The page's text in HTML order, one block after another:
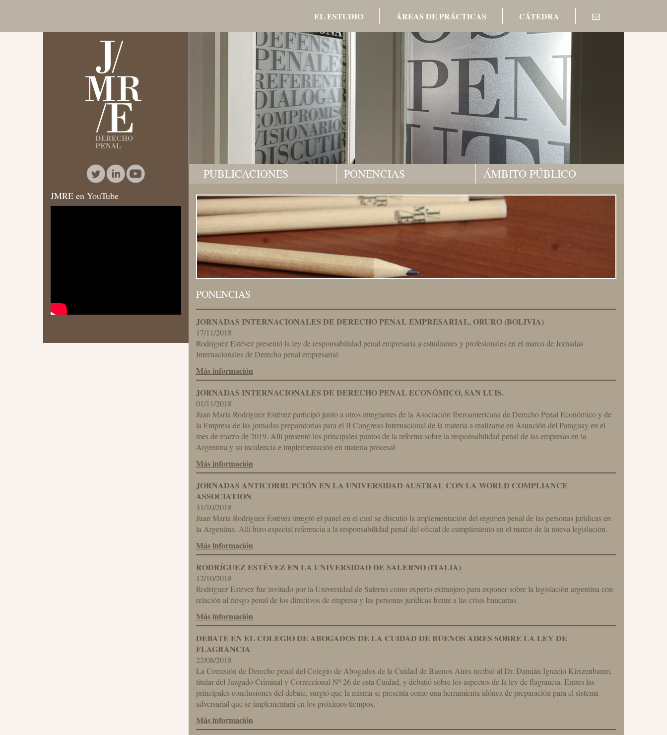
EL ESTUDIO ÁREAS DE PRÁCTICAS CÁTEDRA
JMRE en YouTube
PUBLICACIONES PONENCIAS ÁMBITO PÚBLICO
PONENCIAS
JORNADAS INTERNACIONALES DE DERECHO PENAL EMPRESARIAL, ORURO (BOLIVIA)
17/11/2018
Rodríguez Estévez presentó la ley de responsabilidad penal empresaria a estudiantes y profesionales en el marco de Jornadas
Internacionales de Derecho penal empresarial.
Más información
JORNADAS INTERNACIONALES DE DERECHO PENAL ECONÓMICO, SAN LUIS.
01/11/2018
Juan María Rodríguez Estévez participó junto a otros integrantes de la Asociación Iberoamericana de Derecho Penal Económico y de
la Empresa de las jornadas preparatorias para el II Congreso Internacional de la materia a realizarse en Asunción del Paraguay en el
mes de marzo de 2019. Allí presentó los principales puntos de la reforma sobre la responsabilidad penal de las empresas en la
Argentina y su incidencia e implementación en materia procesal
Más información
JORNADAS ANTICORRUPCIÓN EN LA UNIVERSIDAD AUSTRAL CON LA WORLD COMPLIANCE
ASSOCIATION
31/10/2018
Juan María Rodríguez Estévez integró el panel en el cual se discutió la implementación del régimen penal de las personas jurídicas en
la Argentina. Allí hizo especial referencia a la responsabilidad penal del oficial de cumplimiento en el marco de la nueva legislación.
Más información
RODRÍGUEZ ESTÉVEZ EN LA UNIVERSIDAD DE SALERNO (ITALIA)
12/10/2018
Rodríguez Estévez fue invitado por la Universidad de Salerno como experto extranjero para exponer sobre la legislación argentina con
relación al riesgo penal de los directivos de empresa y las personas jurídicas frente a las crisis bancarias.
Más información
DEBATE EN EL COLEGIO DE ABOGADOS DE LA CUIDAD DE BUENOS AIRES SOBRE LA LEY DE
FLAGRANCIA
22/08/2018
La Comisión de Derecho penal del Colegio de Abogados de la Cuidad de Buenos Aires recibió al Dr. Damián Ignacio Kirszenbaum,
titular del Juzgado Criminal y Correccional Nº 26 de esta Cuidad, y debatió sobre los aspectos de la ley de flagrancia. Entres las
principales conclusiones del debate, surgió que la misma se presenta como una herramienta idónea de preparación para el sistema
adversarial que se implementará en los próximos tiempos.
Más información